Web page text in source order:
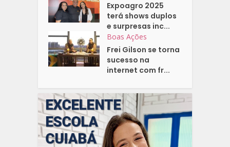
Expoagro 2025
terá shows duplos
e surpresas inc...
Boas Ações
Frei Gilson se torna
sucesso na
internet com fr...